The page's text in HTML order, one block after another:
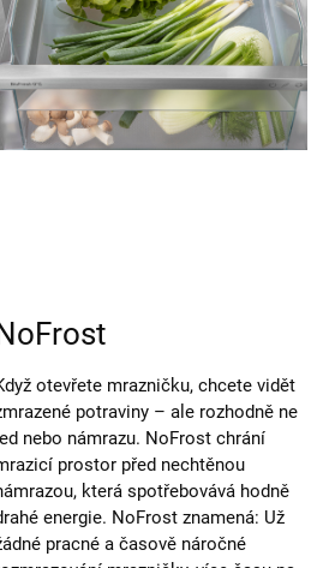
otevřete mrazničku, chcete vidět
potraviny – ale rozhodně ne
led nebo námrazu. NoFrost chrání
prostor před nechtěnou
která spotřebovává hodně
energie. NoFrost znamená: Už
pracné a časově náročné